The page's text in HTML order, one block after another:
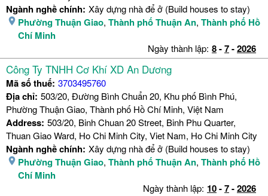
Ngành nghề chính: Xây dựng nhà để ở (Build houses to stay)
Phường Thuận Giao, Thành phố Thuận An, Thành phố Hồ
Chí Minh
Ngày thành lập: 8-7-2026
Công Ty TNHH Cơ Khí XD An Dương
Mã số thuế: 3703495760
Địa chỉ: 503/20, Đường Bình Chuẩn 20, Khu phố Bình Phú,
Phường Thuận Giao, Thành phố Hồ Chí Minh, Việt Nam
Address: 503/20, Binh Chuan 20 Street, Binh Phu Quarter,
Thuan Giao Ward, Ho Chi Minh City, Viet Nam, Ho Chi Minh City
Ngành nghề chính: Xây dựng nhà để ở (Build houses to stay)
Phường Thuận Giao, Thành phố Thuận An, Thành phố Hồ
Chí Minh
Ngày thành lập: 10-7-2026